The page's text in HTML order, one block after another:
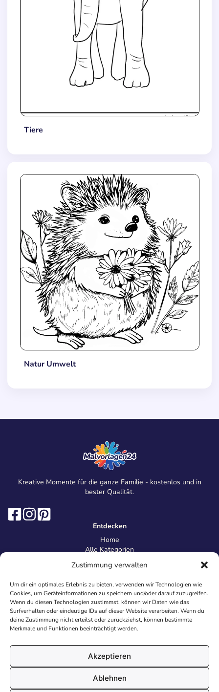
Zustimmung verwalten
Um dir ein optimales Erlebnis zu bieten, verwenden wir Technologien wie
Cookies, um Geräteinformationen zu speichern und/oder darauf zuzugreifen.
Wenn du diesen Technologien zustimmst, können wir Daten wie das
Surfverhalten oder eindeutige IDs auf dieser Website verarbeiten. Wenn du
deine Zustimmung nicht erteilst oder zurückziehst, können bestimmte
Merkmale und Funktionen beeinträchtigt werden.
Akzeptieren
Ablehnen
Tiere
Natur Umwelt
Kreative Momente für die ganze Familie - kostenlos und in
bester Qualität.
Entdecken
Home
Alle Kategorien
Information
Über uns
Kontakt
Inhaltsrichtlinien
Recht & Datenschutz
Impressum
AGB
Cookies